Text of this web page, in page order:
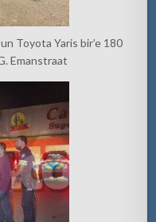
Toyota Yaris bir’e 180
Emanstraat